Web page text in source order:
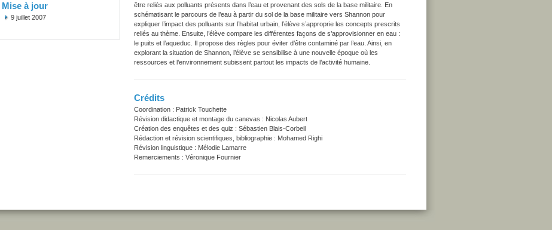
Mise à jour
9 juillet 2007
être reliés aux polluants présents dans l’eau et provenant des sols de la base militaire. En
schématisant le parcours de l’eau à partir du sol de la base militaire vers Shannon pour
expliquer l’impact des polluants sur l’habitat urbain, l’élève s’approprie les concepts prescrits
reliés au thème. Ensuite, l’élève compare les différentes façons de s’approvisionner en eau :
le puits et l’aqueduc. Il propose des règles pour éviter d’être contaminé par l’eau. Ainsi, en
explorant la situation de Shannon, l’élève se sensibilise à une nouvelle époque où les
ressources et l’environnement subissent partout les impacts de l’activité humaine.
Crédits
Coordination : Patrick Touchette
Révision didactique et montage du canevas : Nicolas Aubert
Création des enquêtes et des quiz : Sébastien Blais-Corbeil
Rédaction et révision scientifiques, bibliographie : Mohamed Righi
Révision linguistique : Mélodie Lamarre
Remerciements : Véronique Fournier